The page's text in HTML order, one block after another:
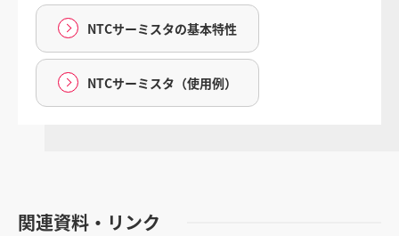
NTCサーミスタの基本特性
NTCサーミスタ（使用例）
関連資料・リンク